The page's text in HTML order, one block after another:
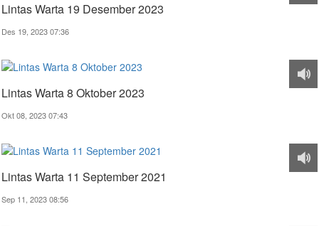
Lintas Warta 19 Desember 2023
Des 19, 2023 07:36
Lintas Warta 8 Oktober 2023
Okt 08, 2023 07:43
Lintas Warta 11 September 2021
Sep 11, 2023 08:56